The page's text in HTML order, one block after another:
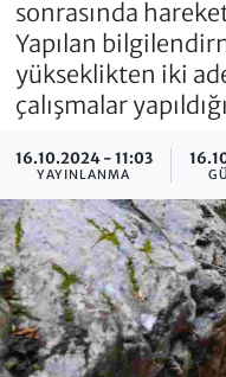
sonrasında
Yapılan
yükseklikten iki
çalışmalar
16.10.2024 - 11:03
YAYINLANMA
İletişim